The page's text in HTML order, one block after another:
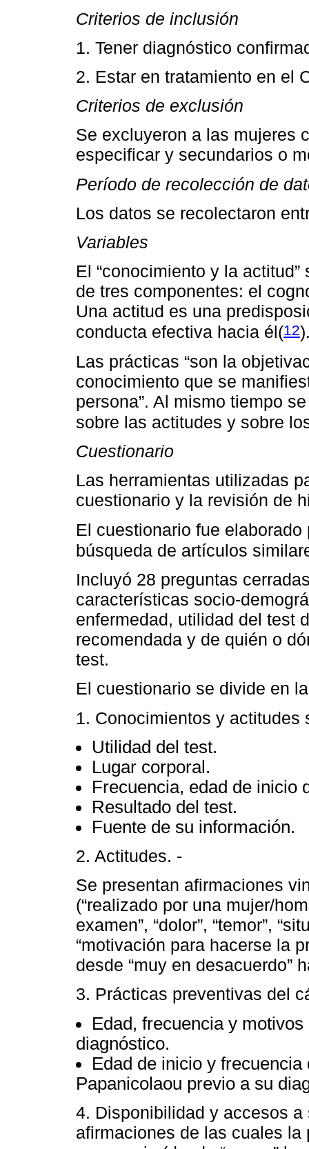
Criterios de inclusión
1. Tener diagnóstico
2. Estar en tratamiento en el
Criterios de exclusión
Se excluyeron a las mujeres
especificar y secundarios o
Período de recolección de
Los datos se recolectaron
Variables
El “conocimiento y la
de tres componentes: el
Una actitud es una
conducta efectiva hacia él(12)
Las prácticas “son la
conocimiento que se
persona”. Al mismo tiempo
sobre las actitudes y sobre
Cuestionario
Las herramientas utilizadas
cuestionario y la revisión de
El cuestionario fue
búsqueda de artículos
Incluyó 28 preguntas
características socio-
enfermedad, utilidad del test
recomendada y de quién o
test.
El cuestionario se divide en
1. Conocimientos y
Utilidad del test.
Lugar corporal.
Frecuencia, edad de inicio
Resultado del test.
Fuente de su información.
2. Actitudes. -
Se presentan afirmaciones
(“realizado por una mujer/
examen”, “dolor”, “temor”,
“motivación para hacerse la
desde “muy en desacuerdo”
3. Prácticas preventivas del
Edad, frecuencia y
diagnóstico.
Edad de inicio y
Papanicolaou previo a su
4. Disponibilidad y accesos
afirmaciones de las cuales